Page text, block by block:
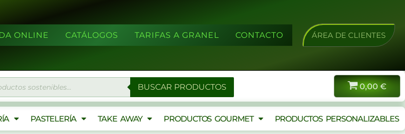
ONLINE CATÁLOGOS TARIFAS A GRANEL CONTACTO ÁREA DE CLIENTES
BUSCAR PRODUCTOS 0,00 €
PASTELERÍA TAKE AWAY PRODUCTOS GOURMET PRODUCTOS PERSONALIZABLES